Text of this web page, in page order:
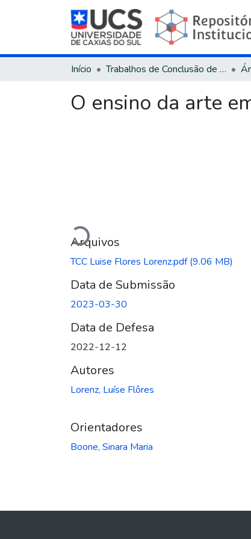
Início Trabalhos de Conclusão de Curso
O ensino da arte
Carregando...
Arquivos
TCC Luise Flores Lorenz.pdf(9.06 MB)
Data de Submissão
2023-03-30
Data de Defesa
2022-12-12
Autores
Lorenz, Luíse Flôres
Orientadores
Boone, Sinara Maria